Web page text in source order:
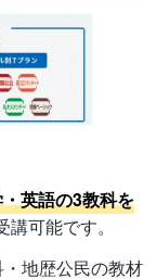
英語の3教科を
可能です。
地歴公民の教材